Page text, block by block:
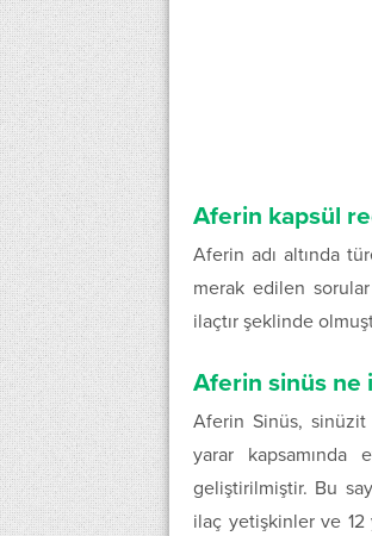
Aferin kapsül
Aferin adı altında
merak edilen sorular
ilaçtır şeklinde
Aferin sinüs ne
Aferin Sinüs, sinüzit
yarar kapsamında
geliştirilmiştir. Bu
ilaç yetişkinler ve